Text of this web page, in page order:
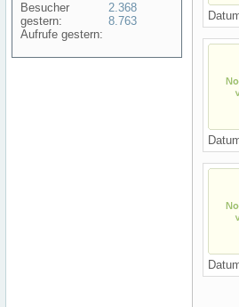
Besucher
gestern:
Aufrufe gestern:
2.368
8.763